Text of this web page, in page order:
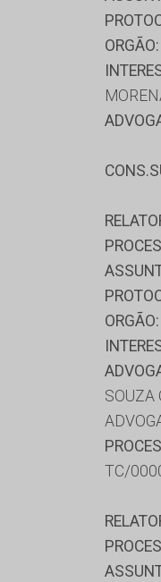
ORGÃO:
ORGÃO:
SOUZA
TC/